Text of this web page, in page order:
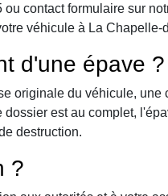
contact formulaire sur
véhicule à La Chapelle-
d'une épave ?
originale du véhicule, une
est au complet,
destruction.
?